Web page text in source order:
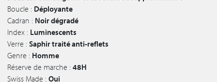
Boucle : Déployante
Cadran : Noir dégradé
Index : Luminescents
Verre : Saphir traité anti-reflets
Genre : Homme
Réserve de marche : 48H
Swiss Made : Oui